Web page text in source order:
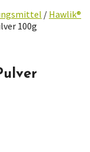
/ Hawlik®
100g